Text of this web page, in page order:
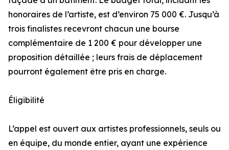
honoraires de l’artiste, est d’environ 75 000 €. Jusqu’à
trois finalistes recevront chacun une bourse
complémentaire de 1 200 € pour développer une
proposition détaillée ; leurs frais de déplacement
pourront également être pris en charge.
Éligibilité
L’appel est ouvert aux artistes professionnels, seuls ou
en équipe, du monde entier, ayant une expérience